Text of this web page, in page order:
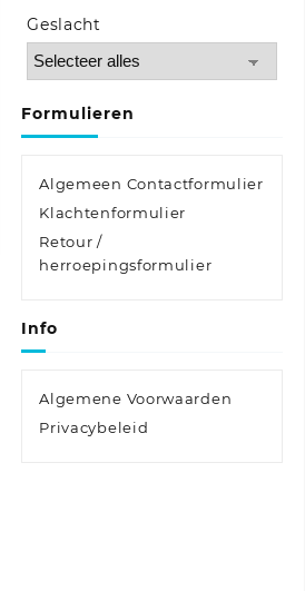
Geslacht
Formulieren
Algemeen Contactformulier
Klachtenformulier
Retour /
herroepingsformulier
Info
Algemene Voorwaarden
Privacybeleid